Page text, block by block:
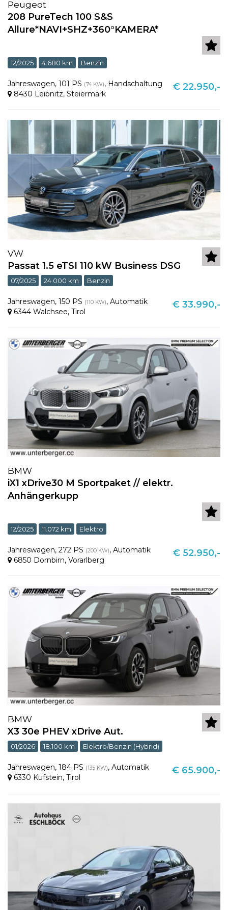
Peugeot
208 PureTech 100 S&S
Allure*NAVI+SHZ+360°KAMERA*
12/2025 4.680 km Benzin
Jahreswagen, 101 PS (74 KW), Handschaltung
8430 Leibnitz, Steiermark
€ 22.950,-
VW
Passat 1.5 eTSI 110 kW Business DSG
07/2025 24.000 km Benzin
Jahreswagen, 150 PS (110 KW), Automatik
6344 Walchsee, Tirol
€ 33.990,-
BMW
iX1 xDrive30 M Sportpaket // elektr.
Anhängerkupp
12/2025 11.072 km Elektro
Jahreswagen, 272 PS (200 KW), Automatik
6850 Dornbirn, Vorarlberg
€ 52.950,-
BMW
X3 30e PHEV xDrive Aut.
01/2026 18.100 km Elektro/Benzin (Hybrid)
Jahreswagen, 184 PS (135 KW), Automatik
6330 Kufstein, Tirol
€ 65.900,-